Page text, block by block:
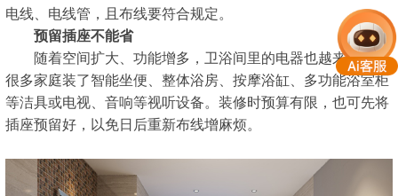
电线、电线管，且布线要符合规定。
预留插座不能省
随着空间扩大、功能增多，卫浴间里的电器也越来越多。
很多家庭装了智能坐便、整体浴房、按摩浴缸、多功能浴室柜
等洁具或电视、音响等视听设备。装修时预算有限，也可先将
插座预留好，以免日后重新布线增麻烦。